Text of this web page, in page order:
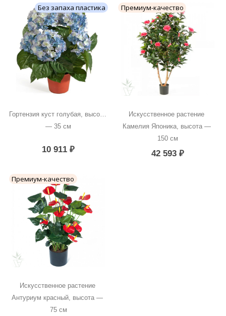
Без запаха пластика
Гортензия куст голубая, высота
— 35 см
10 911₽
Премиум-качество
Искусственное растение
Камелия Японика, высота —
150 см
42 593 ₽
Премиум-качество
Искусственное растение
Антуриум красный, высота —
75 см